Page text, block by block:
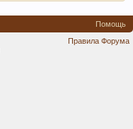
Помощь
Правила Форума